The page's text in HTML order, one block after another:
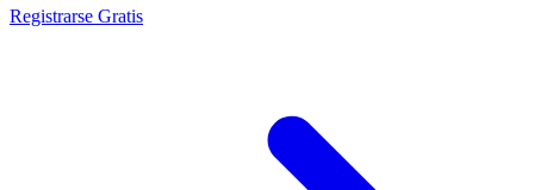
Registrarse Gratis